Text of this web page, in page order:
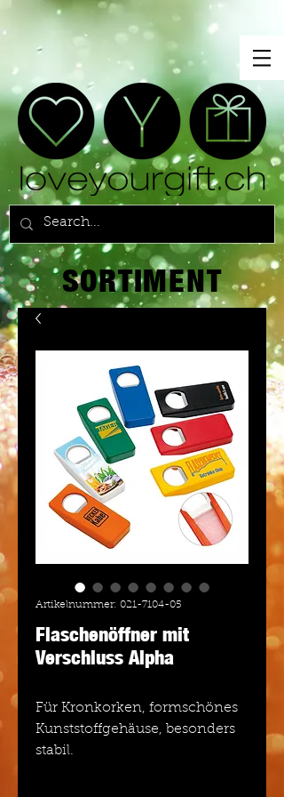
SORTIMENT
Artikelnummer: 021-7104-05
Flaschenöffner mit
Verschluss Alpha
Für Kronkorken, formschönes
Kunststoffgehäuse, besonders
stabil.